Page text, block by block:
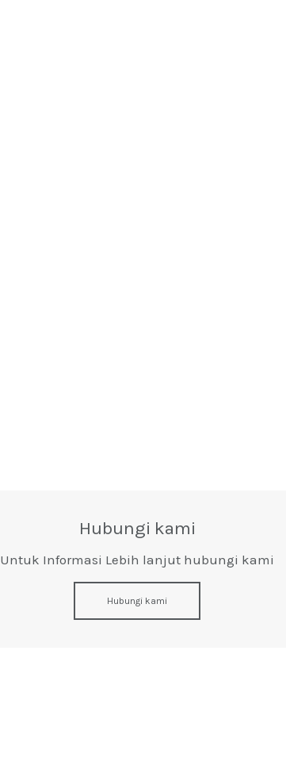
Hubungi kami
Untuk Informasi Lebih lanjut hubungi kami
Hubungi kami